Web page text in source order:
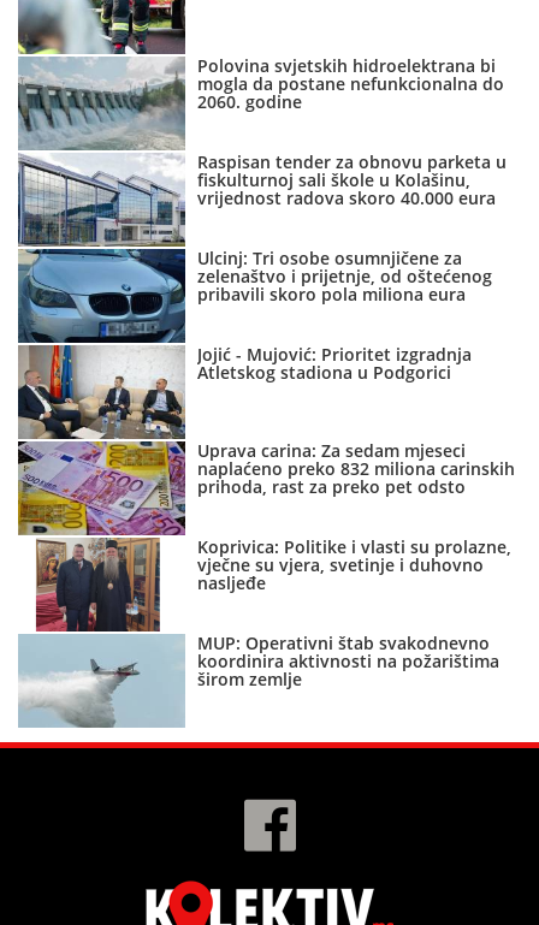
Polovina svjetskih hidroelektrana bi
mogla da postane nefunkcionalna do
2060. godine
Raspisan tender za obnovu parketa u
fiskulturnoj sali škole u Kolašinu,
vrijednost radova skoro 40.000 eura
Ulcinj: Tri osobe osumnjičene za
zelenaštvo i prijetnje, od oštećenog
pribavili skoro pola miliona eura
Jojić - Mujović: Prioritet izgradnja
Atletskog stadiona u Podgorici
Uprava carina: Za sedam mjeseci
naplaćeno preko 832 miliona carinskih
prihoda, rast za preko pet odsto
Koprivica: Politike i vlasti su prolazne,
vječne su vjera, svetinje i duhovno
nasljeđe
MUP: Operativni štab svakodnevno
koordinira aktivnosti na požarištima
širom zemlje